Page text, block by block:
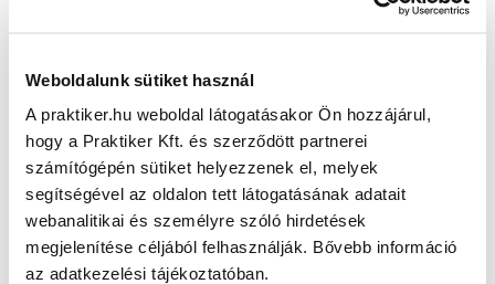
Weboldalunk sütiket használ
A praktiker.hu weboldal látogatásakor Ön hozzájárul,
hogy a Praktiker Kft. és szerződött partnerei
számítógépén sütiket helyezzenek el, melyek
segítségével az oldalon tett látogatásának adatait
webanalitikai és személyre szóló hirdetések
megjelenítése céljából felhasználják. Bővebb információ
az adatkezelési tájékoztatóban.
Oldal újratöltése